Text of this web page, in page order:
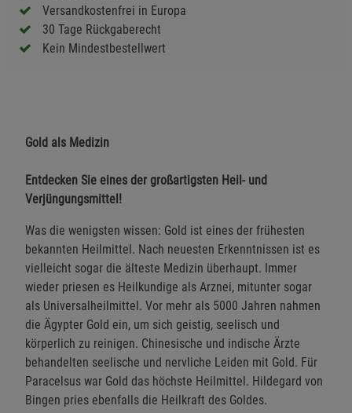
Versandkostenfrei in Europa
30 Tage Rückgaberecht
Kein Mindestbestellwert
Gold als Medizin
Entdecken Sie eines der großartigsten Heil- und
Verjüngungsmittel!
Was die wenigsten wissen: Gold ist eines der frühesten
bekannten Heilmittel. Nach neuesten Erkenntnissen ist es
vielleicht sogar die älteste Medizin überhaupt. Immer
wieder priesen es Heilkundige als Arznei, mitunter sogar
als Universalheilmittel. Vor mehr als 5000 Jahren nahmen
die Ägypter Gold ein, um sich geistig, seelisch und
körperlich zu reinigen. Chinesische und indische Ärzte
behandelten seelische und nervliche Leiden mit Gold. Für
Paracelsus war Gold das höchste Heilmittel. Hildegard von
Bingen pries ebenfalls die Heilkraft des Goldes.